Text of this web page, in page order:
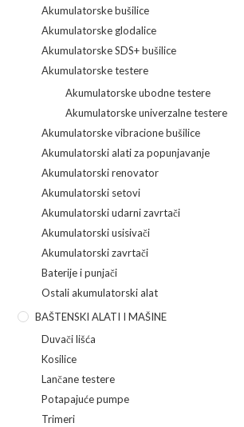
Akumulatorske bušilice
Akumulatorske glodalice
Akumulatorske SDS+ bušilice
Akumulatorske testere
Akumulatorske ubodne testere
Akumulatorske univerzalne testere
Akumulatorske vibracione bušilice
Akumulatorski alati za popunjavanje
Akumulatorski renovator
Akumulatorski setovi
Akumulatorski udarni zavrtači
Akumulatorski usisivači
Akumulatorski zavrtači
Baterije i punjači
Ostali akumulatorski alat
BAŠTENSKI ALATI I MAŠINE
Duvači lišća
Kosilice
Lančane testere
Potapajuće pumpe
Trimeri